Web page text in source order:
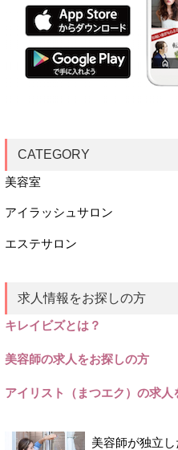
CATEGORY
美容室
アイラッシュサロン
エステサロン
求人情報をお探しの方
キレイビズとは？
美容師の求人をお探しの方
アイリスト（まつエク）の求人
美容師が独立し